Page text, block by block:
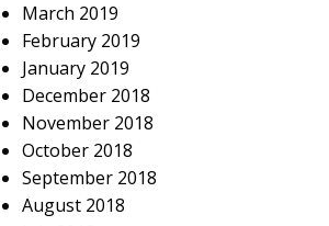
March 2019
February 2019
January 2019
December 2018
November 2018
October 2018
September 2018
August 2018